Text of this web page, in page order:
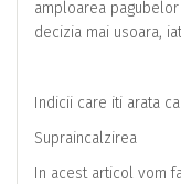
amploarea
decizia mai usoara,
Indicii care iti arata
Supraincalzirea
In acest articol vom